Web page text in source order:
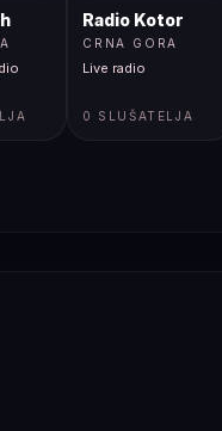
Radio Kotor
CRNA GORA
Live radio
0 SLUŠATELJA